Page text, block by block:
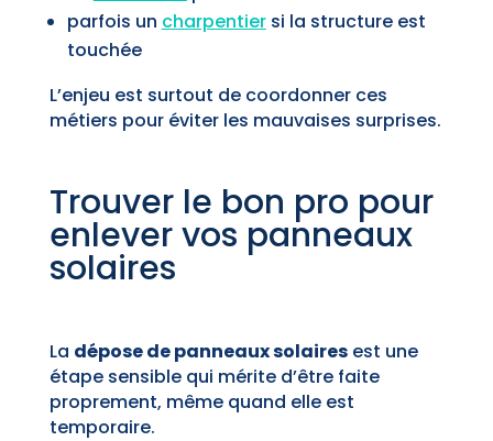
parfois un charpentiersi la structure est
touchée
L’enjeu est surtout de coordonner ces
métiers pour éviter les mauvaises surprises.
Trouver le bon pro pour
enlever vos panneaux
solaires
La dépose de panneaux solairesest une
étape sensible qui mérite d’être faite
proprement, même quand elle est
temporaire.